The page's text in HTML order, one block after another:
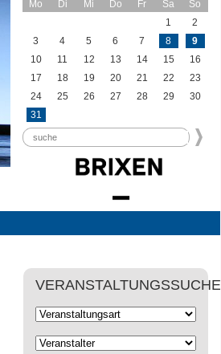
Mo Di Mi Do Fr Sa
So
1
2
3
4 5 6 7 8
9
10
11 12 13 14 15
16
17
18 19 20 21 22
23
24
25 26 27 28 29
30
31
VERANSTALTUNGSSUCHE